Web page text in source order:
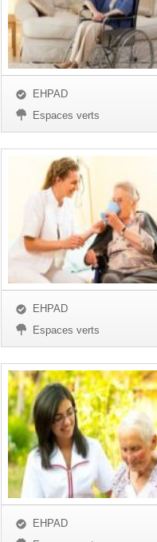
EHPAD
Espaces verts
EHPAD
Espaces verts
EHPAD